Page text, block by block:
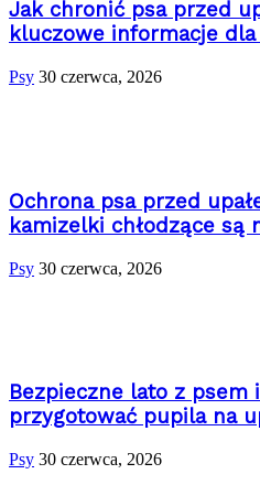
Jak chronić psa przed
kluczowe informacje dla
Psy 30 czerwca, 2026
Ochrona psa przed
kamizelki chłodzące są
Psy 30 czerwca, 2026
Bezpieczne lato z psem
przygotować pupila na
Psy 30 czerwca, 2026